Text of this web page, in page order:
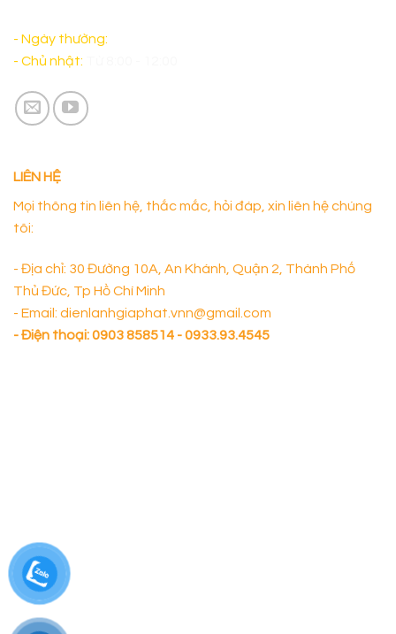
- Ngày thường:
- Chủ nhật:
LIÊN HỆ
Mọi thông tin liên hệ, thắc mắc, hỏi đáp, xin liên hệ chúng
tôi:
- Địa chỉ: 30 Đường 10A, An Khánh, Quận 2, Thành Phố
Thủ Đức, Tp Hồ Chí Minh
- Email: dienlanhgiaphat.vnn@gmail.com
- Điện thoại:0903 858514 - 0933.93.4545